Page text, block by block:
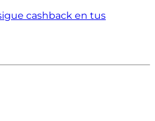
cashback en tus